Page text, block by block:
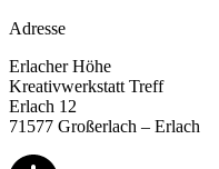
Adresse
Erlacher Höhe
Kreativwerkstatt Treff
Erlach 12
71577 Großerlach – Erlach